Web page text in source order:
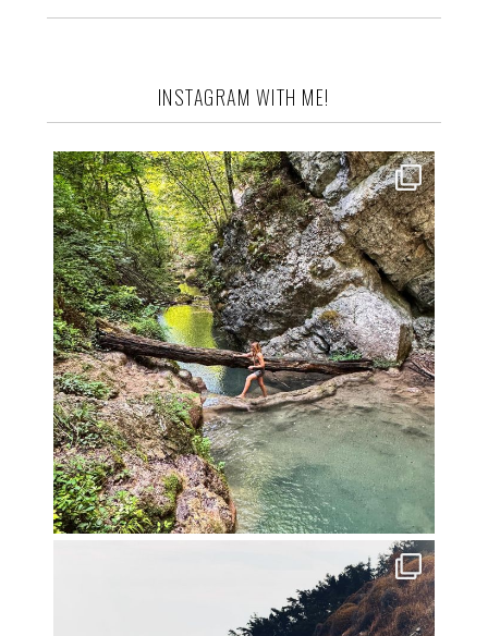
INSTAGRAM WITH ME!